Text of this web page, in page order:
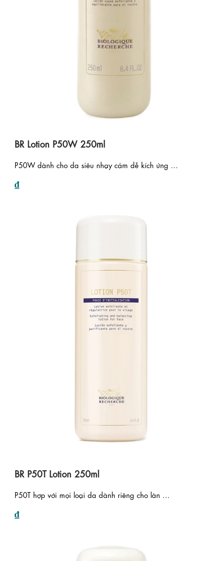
BR Lotion P50W 250ml
P50W dành cho da siêu nhạy cảm dễ kích ứng ...
₫
BR P50T Lotion 250ml
P50T hợp với mọi loại da dành riêng cho làn ...
₫